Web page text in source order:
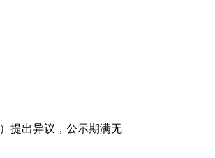
）提出异议，公示期满无